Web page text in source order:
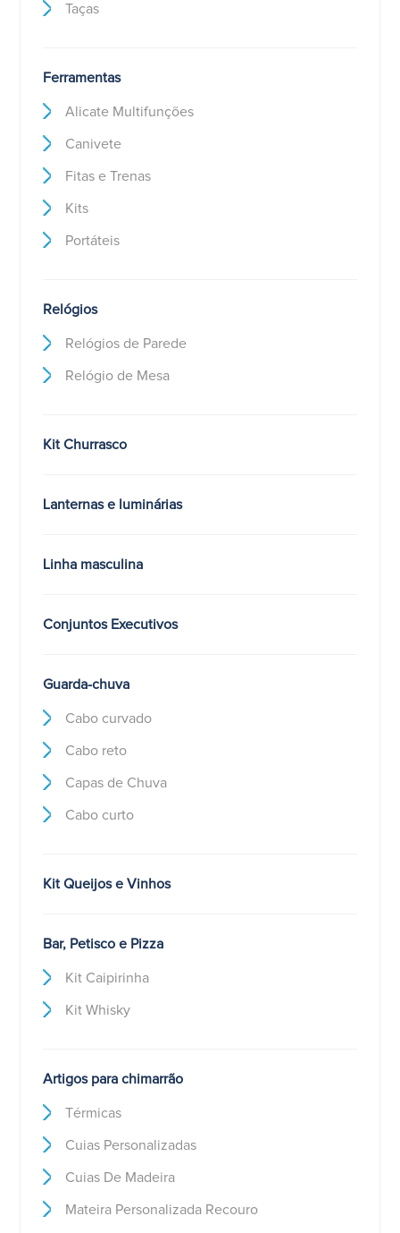
Taças
Ferramentas
Alicate Multifunções
Canivete
Fitas e Trenas
Kits
Portáteis
Relógios
Relógios de Parede
Relógio de Mesa
Kit Churrasco
Lanternas e luminárias
Linha masculina
Conjuntos Executivos
Guarda-chuva
Cabo curvado
Cabo reto
Capas de Chuva
Cabo curto
Kit Queijos e Vinhos
Bar, Petisco e Pizza
Kit Caipirinha
Kit Whisky
Artigos para chimarrão
Térmicas
Cuias Personalizadas
Cuias De Madeira
Mateira Personalizada Recouro